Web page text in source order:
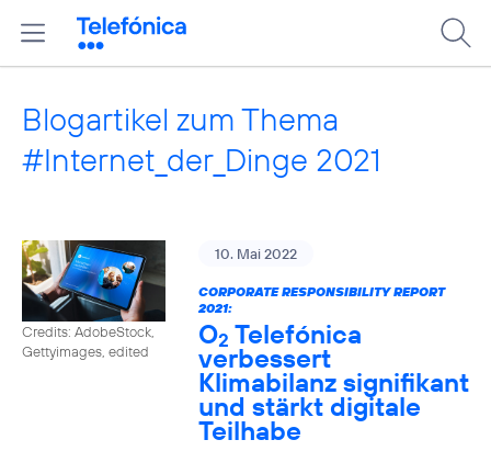
Blogartikel zum Thema
#Internet_der_Dinge 2021
Credits: AdobeStock,
Gettyimages, edited
10. Mai 2022
CORPORATE RESPONSIBILITY REPORT
2021:
O2 Telefónica
verbessert
Klimabilanz signifikant
und stärkt digitale
Teilhabe